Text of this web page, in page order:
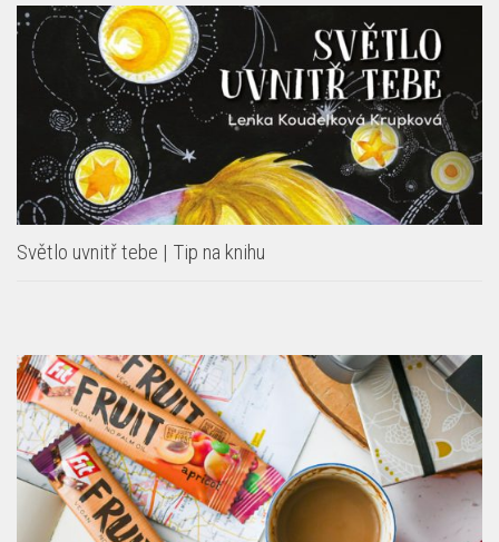
Světlo uvnitř tebe | Tip na knihu